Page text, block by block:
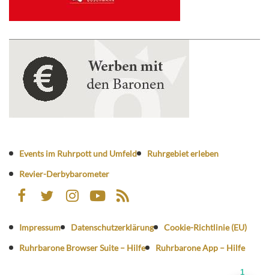
Events im Ruhrpott und Umfeld
Ruhrgebiet erleben
Revier-Derbybarometer
Impressum Datenschutzerklärung
Cookie-Richtlinie (EU)
Ruhrbarone Browser Suite – Hilfe
Ruhrbarone App – Hilfe
1